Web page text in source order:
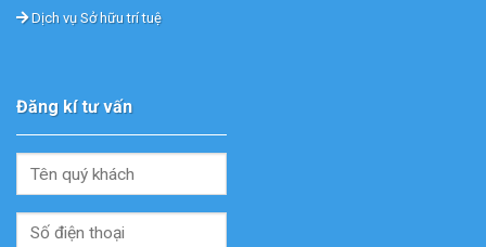
Dịch vụ Sở hữu trí tuệ
Đăng kí tư vấn